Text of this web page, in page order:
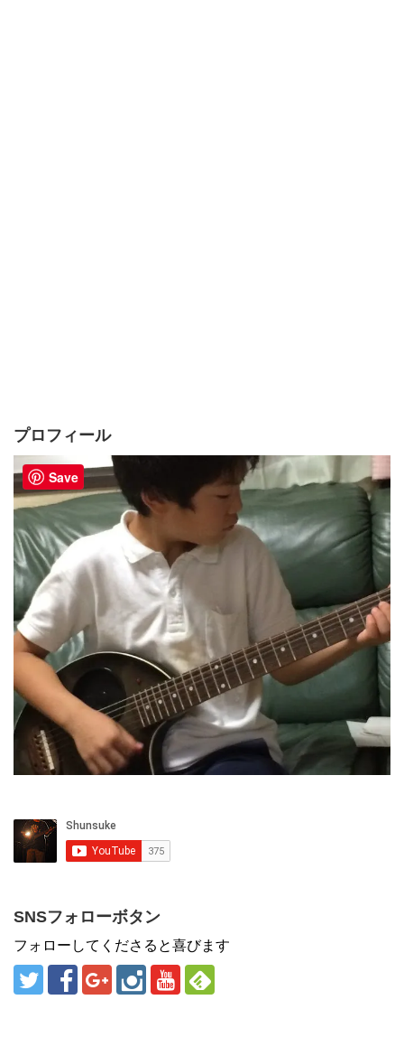
プロフィール
SNSフォローボタン
フォローしてくださると喜びます
Save